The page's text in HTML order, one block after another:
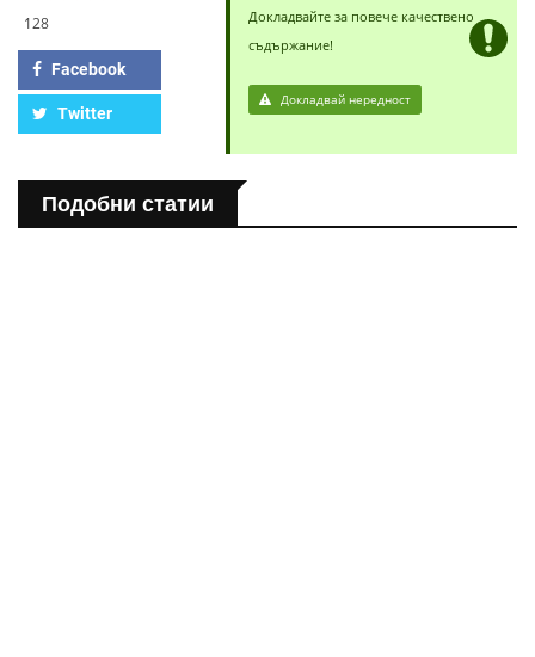
128
Facebook
Twitter
Докладвайте за повече качествено
съдържание!
Докладвай нередност
Подобни статии